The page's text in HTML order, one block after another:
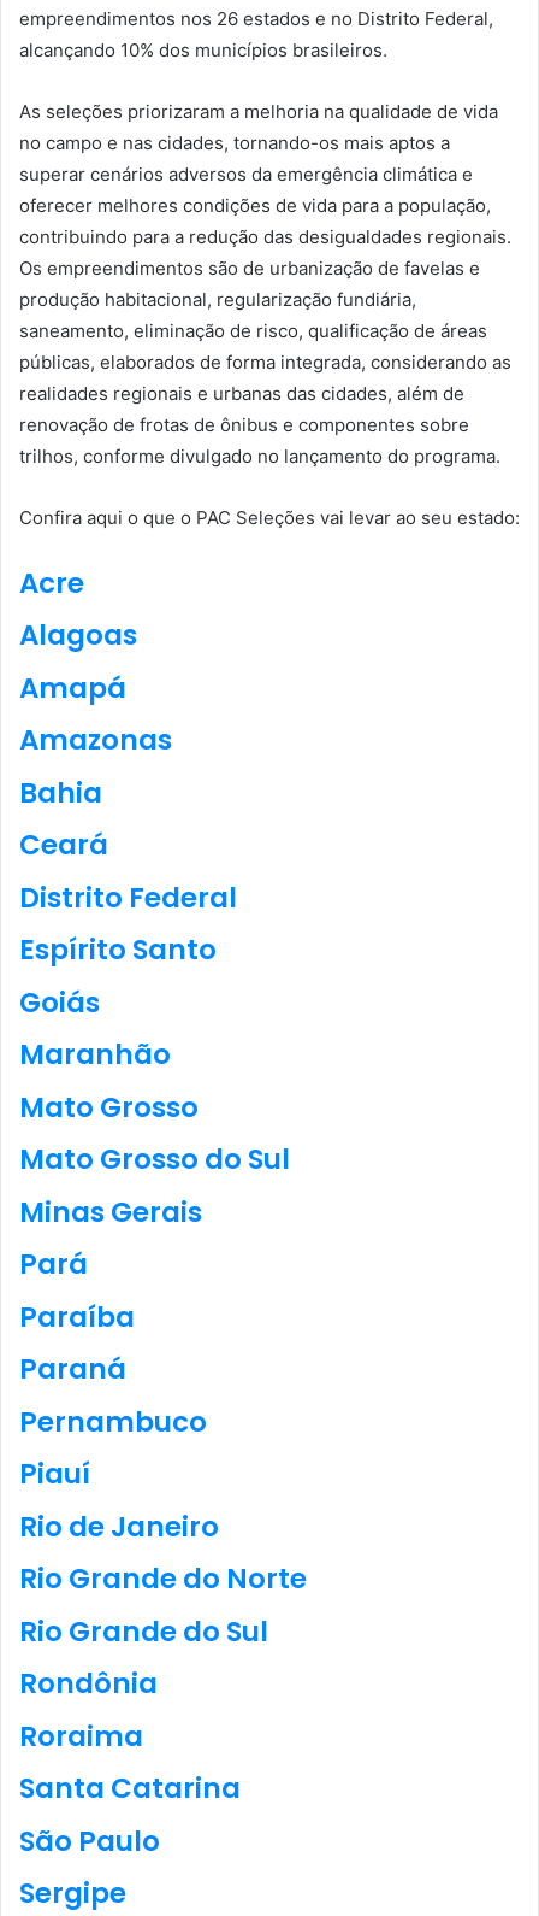
empreendimentos nos 26 estados e no Distrito Federal,
alcançando 10% dos municípios brasileiros.
As seleções priorizaram a melhoria na qualidade de vida
no campo e nas cidades, tornando-os mais aptos a
superar cenários adversos da emergência climática e
oferecer melhores condições de vida para a população,
contribuindo para a redução das desigualdades regionais.
Os empreendimentos são de urbanização de favelas e
produção habitacional, regularização fundiária,
saneamento, eliminação de risco, qualificação de áreas
públicas, elaborados de forma integrada, considerando as
realidades regionais e urbanas das cidades, além de
renovação de frotas de ônibus e componentes sobre
trilhos, conforme divulgado no lançamento do programa.
Confira aqui o que o PAC Seleções vai levar ao seu estado:
Acre
Alagoas
Amapá
Amazonas
Bahia
Ceará
Distrito Federal
Espírito Santo
Goiás
Maranhão
Mato Grosso
Mato Grosso do Sul
Minas Gerais
Pará
Paraíba
Paraná
Pernambuco
Piauí
Rio de Janeiro
Rio Grande do Norte
Rio Grande do Sul
Rondônia
Roraima
Santa Catarina
São Paulo
Sergipe